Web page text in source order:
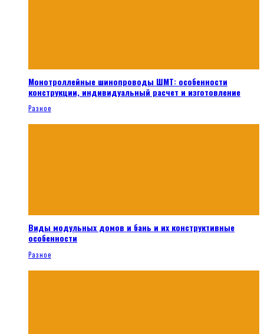
Монотроллейные шинопроводы ШМТ: особенности
конструкции, индивидуальный расчет и изготовление
Разное
Виды модульных домов и бань и их конструктивные
особенности
Разное